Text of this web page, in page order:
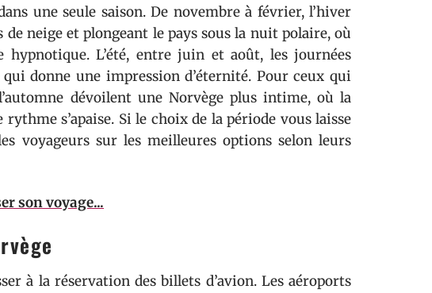
une seule saison. De novembre à février, l’hiver
neige et plongeant le pays sous la nuit polaire, où
hypnotique. L’été, entre juin et août, les journées
donne une impression d’éternité. Pour ceux qui
dévoilent une Norvège plus intime, où la
s’apaise. Si le choix de la période vous laisse
voyageurs sur les meilleures options selon leurs
son voyage...
à la réservation des billets d’avion. Les aéroports